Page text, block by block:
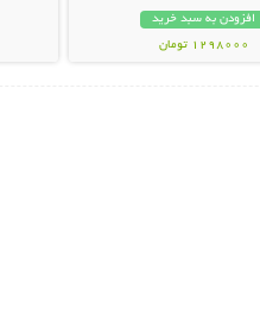
افزودن به سبد خرید
1298000 تومان